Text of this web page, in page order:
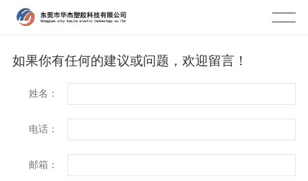
如果你有任何的建议或问题，欢迎留言！
姓名：
电话：
邮箱：